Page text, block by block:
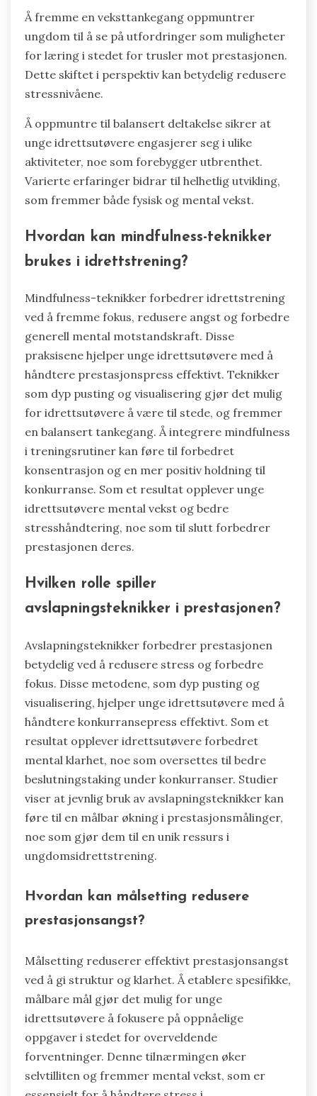
motstandskraft.
Åpen kommunikasjon gjør det mulig for
idrettsutøvere å uttrykke sine følelser og
bekymringer, noe som reduserer angst. For
eksempel kan regelmessige samtaler med
trenere skape et støttende miljø.
Å fremme en veksttankegang oppmuntrer
ungdom til å se på utfordringer som muligheter
for læring i stedet for trusler mot prestasjonen.
Dette skiftet i perspektiv kan betydelig redusere
Å oppmuntre til balansert deltakelse sikrer at
unge idrettsutøvere engasjerer seg i ulike
Varierte erfaringer bidrar til helhetlig utvikling,
som fremmer både fysisk og mental vekst.
Hvordan kan mindfulness-teknikker
brukes i idrettstrening?
Mindfulness-teknikker forbedrer idrettstrening
ved å fremme fokus, redusere angst og forbedre
generell mental motstandskraft. Disse
praksisene hjelper unge idrettsutøvere med å
håndtere prestasjonspress effektivt. Teknikker
som dyp pusting og visualisering gjør det mulig
for idrettsutøvere å være til stede, og fremmer
i treningsrutiner kan føre til forbedret
konsentrasjon og en mer positiv holdning til
konkurranse. Som et resultat opplever unge
stresshåndtering, noe som til slutt forbedrer
prestasjonen deres.
Hvilken rolle spiller
avslapningsteknikker i prestasjonen?
Avslapningsteknikker forbedrer prestasjonen
betydelig ved å redusere stress og forbedre
fokus. Disse metodene, som dyp pusting og
visualisering, hjelper unge idrettsutøvere med å
håndtere konkurransepress effektivt. Som et
mental klarhet, noe som oversettes til bedre
beslutningstaking under konkurranser. Studier
viser at jevnlig bruk av avslapningsteknikker kan
noe som gjør dem til en unik ressurs i
ungdomsidrettstrening.
Hvordan kan målsetting redusere
prestasjonsangst?
Målsetting reduserer effektivt prestasjonsangst